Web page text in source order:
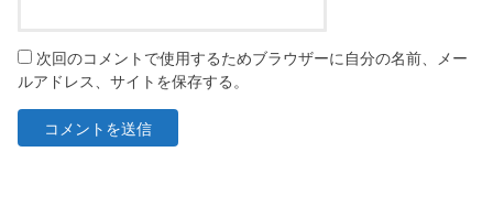
次回のコメントで使用するためブラウザーに自分の名前、メー
ルアドレス、サイトを保存する。